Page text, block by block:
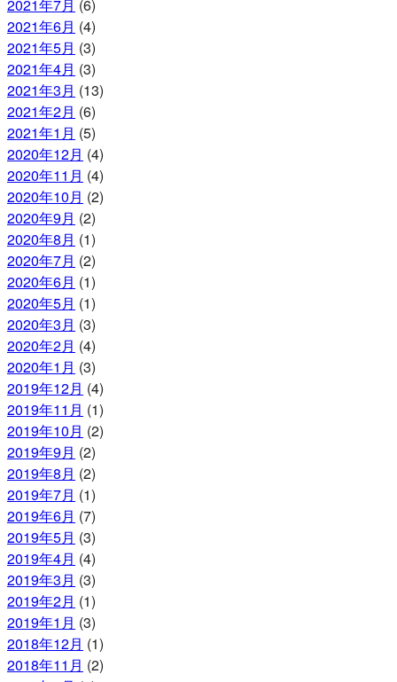
2021年7月 (6)
2021年6月 (4)
2021年5月 (3)
2021年4月 (3)
2021年3月 (13)
2021年2月 (6)
2021年1月 (5)
2020年12月 (4)
2020年11月 (4)
2020年10月 (2)
2020年9月 (2)
2020年8月 (1)
2020年7月 (2)
2020年6月 (1)
2020年5月 (1)
2020年3月 (3)
2020年2月 (4)
2020年1月 (3)
2019年12月 (4)
2019年11月 (1)
2019年10月 (2)
2019年9月 (2)
2019年8月 (2)
2019年7月 (1)
2019年6月 (7)
2019年5月 (3)
2019年4月 (4)
2019年3月 (3)
2019年2月 (1)
2019年1月 (3)
2018年12月 (1)
2018年11月 (2)